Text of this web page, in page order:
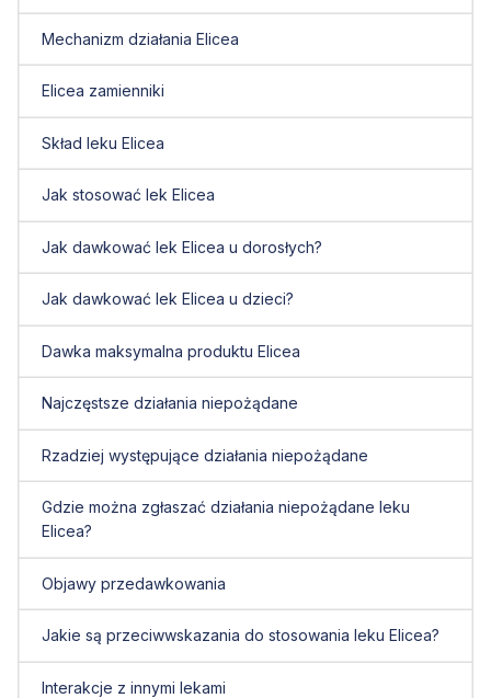
Mechanizm działania Elicea
Elicea zamienniki
Skład leku Elicea
Jak stosować lek Elicea
Jak dawkować lek Elicea u dorosłych?
Jak dawkować lek Elicea u dzieci?
Dawka maksymalna produktu Elicea
Najczęstsze działania niepożądane
Rzadziej występujące działania niepożądane
Gdzie można zgłaszać działania niepożądane leku
Elicea?
Objawy przedawkowania
Jakie są przeciwwskazania do stosowania leku Elicea?
Interakcje z innymi lekami